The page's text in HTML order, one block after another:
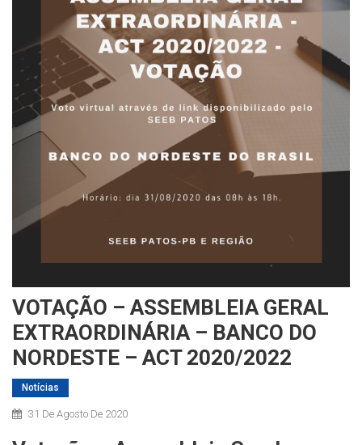
VOTAÇÃO – ASSEMBLEIA GERAL
EXTRAORDINÁRIA – BANCO DO
NORDESTE – ACT 2020/2022
Notícias
31 De Agosto De 2020